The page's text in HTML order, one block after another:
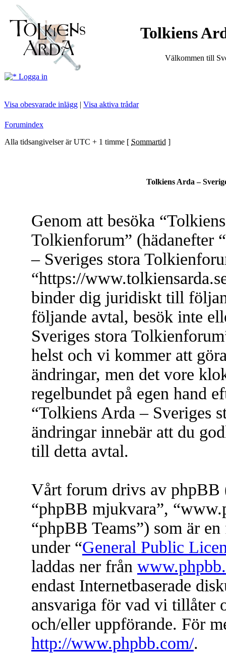
Tolkiens
Välkommen till
Logga in
Visa obesvarade inlägg | Visa aktiva trådar
Forumindex
Alla tidsangivelser är UTC + 1 timme [ Sommartid ]
Tolkiens Arda –
Genom att besöka
Tolkienforum” (hädanefter
– Sveriges stora
“https://
binder dig juridiskt till
följande avtal, besök inte
Sveriges stora
helst och vi kommer att
ändringar, men det vore
regelbundet på egen hand
“Tolkiens Arda – Sveriges
ändringar innebär att du
till detta avtal.
Vårt forum drivs av phpBB
“phpBB mjukvara”,
“phpBB Teams”) som är
under “General Public
laddas ner från
endast Internetbaserade
ansvariga för vad vi tillåter
och/eller uppförande. För
http://www.phpbb.com/.